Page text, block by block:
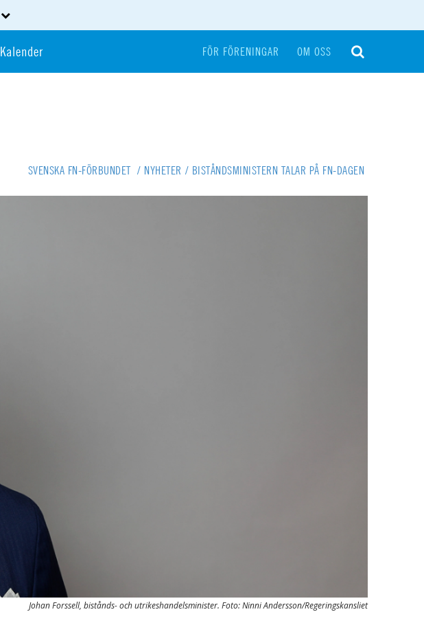
Kalender FÖR FÖRENINGAR OM OSS
SVENSKA FN-FÖRBUNDET / NYHETER / BISTÅNDSMINISTERN TALAR PÅ FN-DAGEN
Johan Forssell, bistånds- och utrikeshandelsminister. Foto: Ninni Andersson/Regeringskansliet